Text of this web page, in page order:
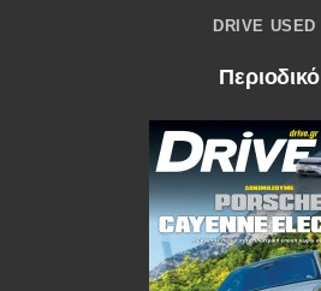
DRIVE USED
Περιοδικό